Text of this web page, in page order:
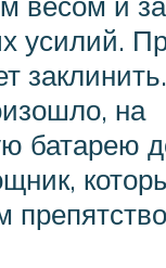
усилий.
на
батарею